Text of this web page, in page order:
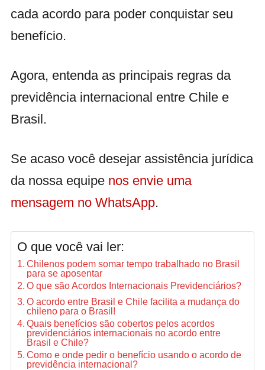
cada acordo para poder conquistar seu
benefício.
Agora, entenda as principais regras da
previdência internacional entre Chile e
Brasil.
Se acaso você desejar assistência jurídica
da nossa equipe nos envie uma
mensagem no WhatsApp.
O que você vai ler:
Chilenos podem somar tempo trabalhado no Brasil
para se aposentar
O que são Acordos Internacionais Previdenciários?
O acordo entre Brasil e Chile facilita a mudança do
chileno para o Brasil!
Quais benefícios são cobertos pelos acordos
previdenciários internacionais no acordo entre
Brasil e Chile?
Como e onde pedir o benefício usando o acordo de
previdência internacional?